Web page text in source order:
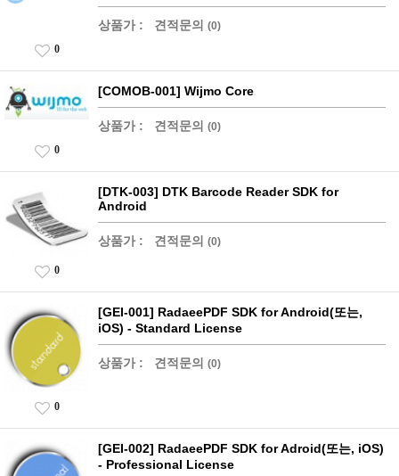
상품가 : 견적문의 (0)
0
[COMOB-001] Wijmo Core
상품가 : 견적문의 (0)
0
[DTK-003] DTK Barcode Reader SDK for
Android
상품가 : 견적문의 (0)
0
[GEI-001] RadaeePDF SDK for Android(또는,
iOS) - Standard License
상품가 : 견적문의 (0)
0
[GEI-002] RadaeePDF SDK for Adroid(또는, iOS)
- Professional License